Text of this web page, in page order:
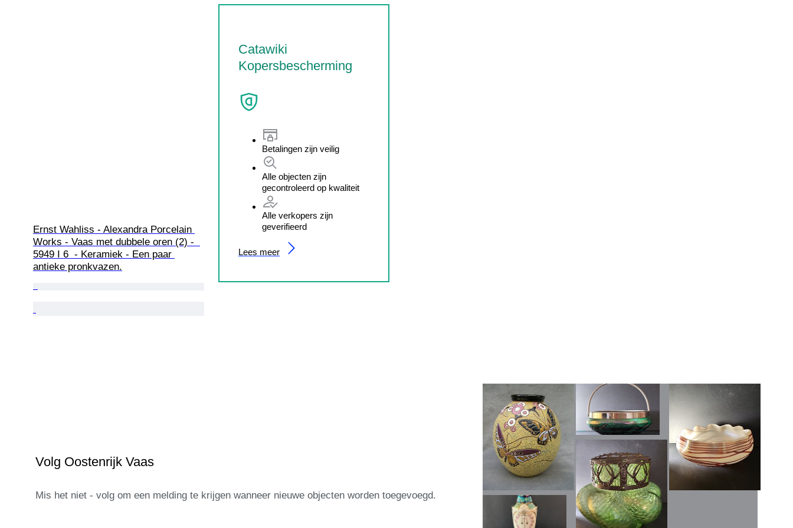
Ernst Wahliss - Alexandra Porcelain
Works - Vaas met dubbele oren (2) -
5949 I 6  - Keramiek - Een paar
antieke pronkvazen.
Catawiki
Kopersbescherming
Betalingen zijn veilig
Alle objecten zijn
gecontroleerd op kwaliteit
Alle verkopers zijn
geverifieerd
Lees meer
Volg Oostenrijk Vaas
Mis het niet - volg om een melding te krijgen wanneer nieuwe objecten worden toegevoegd.